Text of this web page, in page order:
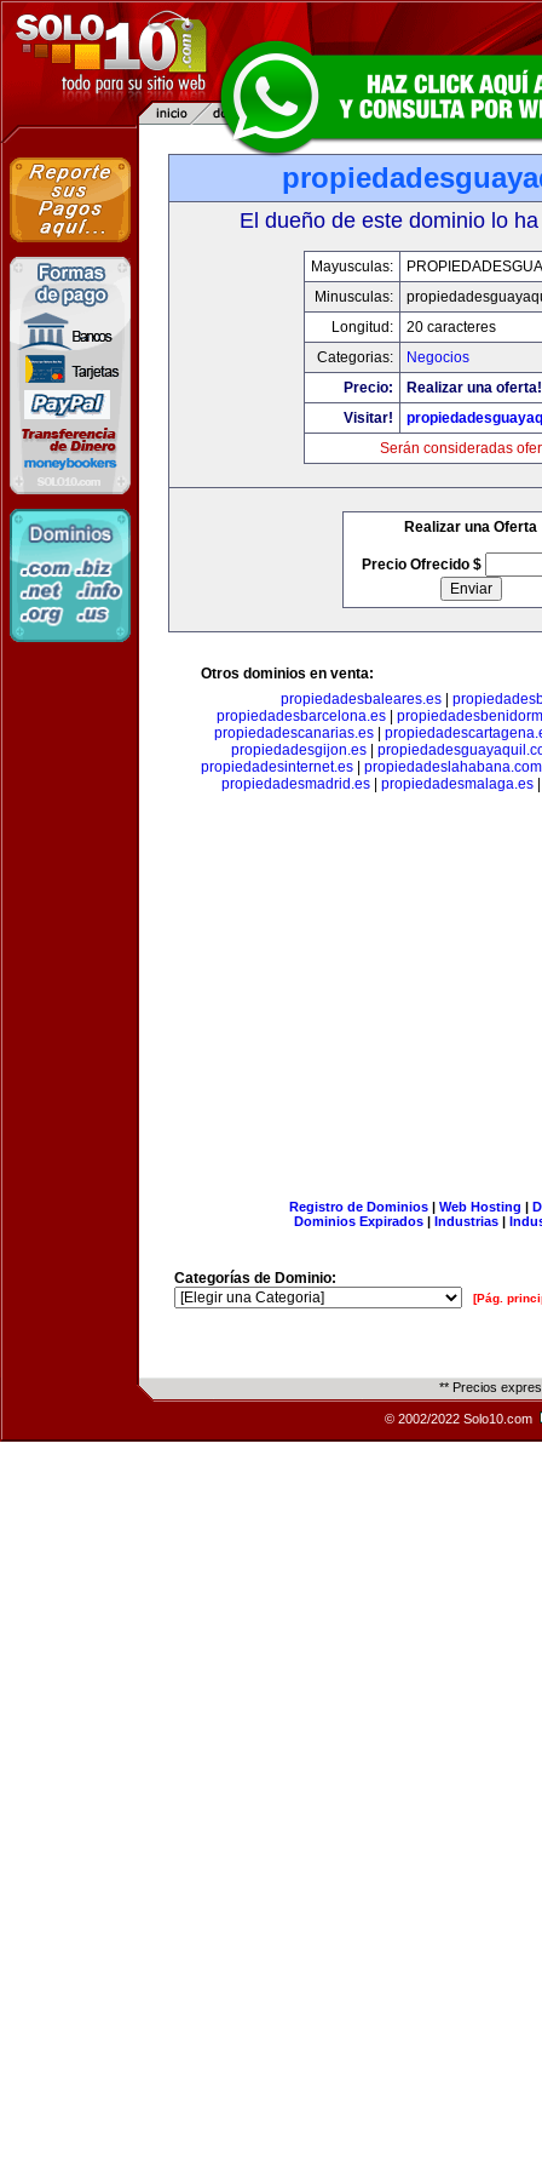
El dueño de este dominio lo
Mayusculas:
Minusculas:
Longitud:
20 caracteres
Categorias:
Negocios
Precio:
Realizar una oferta!
Visitar!
Serán consideradas
Realizar una Oferta
Precio Ofrecido $
Otros dominios en venta:
propiedadesbaleares.es
propiedadesbarcelona.es
propiedadescanarias.es|
propiedadesgijon.es
propiedadesinternet.es
propiedadeslahabana.com
propiedadesmadrid.es
propiedadesmalaga.es
Registro de Dominios| Web Hosting |
Dominios Expirados | Industrias |
Categorías de Dominio:
[Pág.
** Precios
© 2002/2022 Solo10.com